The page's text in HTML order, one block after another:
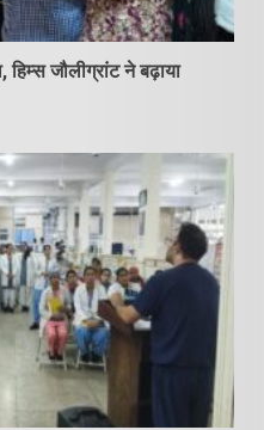
जौलीग्रांट ने बढ़ाया